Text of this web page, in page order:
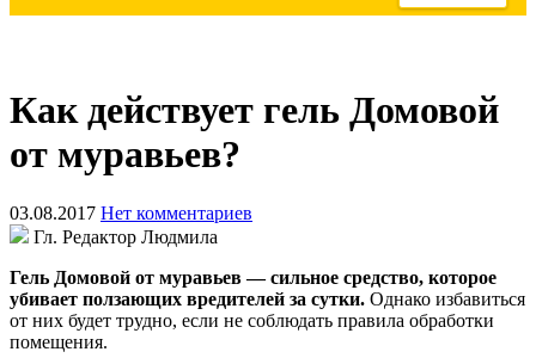
Как действует гель Домовой
от муравьев?
03.08.2017 Нет комментариев
Гл. Редактор Людмила
Гель Домовой от муравьев — сильное средство, которое
убивает ползающих вредителей за сутки. Однако избавиться
от них будет трудно, если не соблюдать правила обработки
помещения.